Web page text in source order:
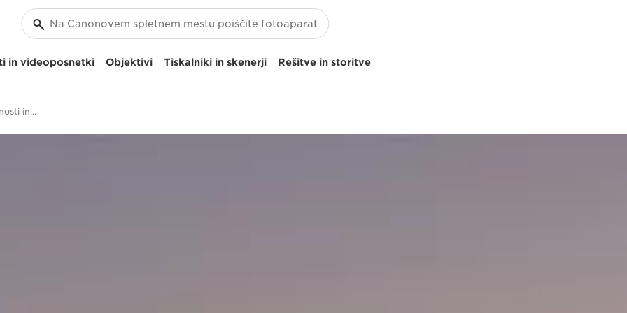
in videoposnetki Objektivi Tiskalniki in skenerji Rešitve in storitve
Neprekosljive podrobnosti in moč visoke ločljivosti EOS R